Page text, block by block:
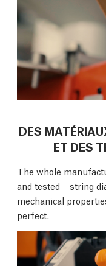
DES
ET DES
The whole
and tested – string
mechanical
perfect.